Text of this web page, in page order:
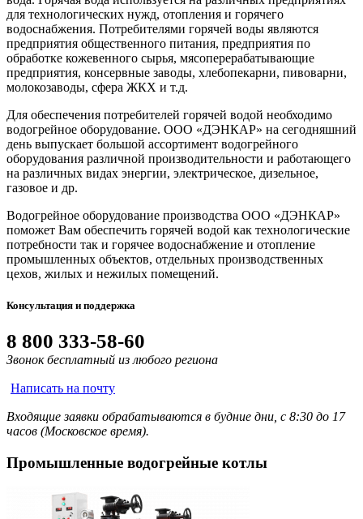
для технологических нужд, отопления и горячего
водоснабжения. Потребителями горячей воды являются
предприятия общественного питания, предприятия по
обработке кожевенного сырья, мясоперерабатывающие
предприятия, консервные заводы, хлебопекарни, пивоварни,
молокозаводы, сфера ЖКХ и т.д.
Для обеспечения потребителей горячей водой необходимо
водогрейное оборудование. ООО «ДЭНКАР» на сегодняшний
день выпускает большой ассортимент водогрейного
оборудования различной производительности и работающего
на различных видах энергии, электрическое, дизельное,
газовое и др.
Водогрейное оборудование производства ООО «ДЭНКАР»
поможет Вам обеспечить горячей водой как технологические
потребности так и горячее водоснабжение и отопление
промышленных объектов, отдельных производственных
цехов, жилых и нежилых помещений.
Консультация и поддержка
8 800 333-58-60
Звонок бесплатный из любого региона
Написать на почту
Входящие заявки обрабатываются в будние дни, с 8:30 до 17
часов (Московское время).
Промышленные водогрейные котлы